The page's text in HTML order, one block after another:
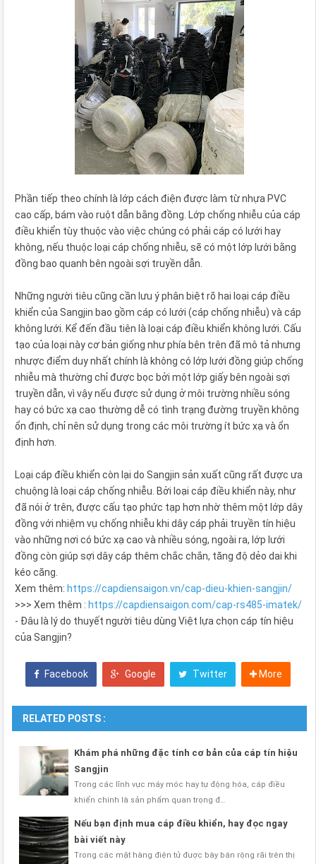
Phần tiếp theo chính là lớp cách điện được làm từ nhựa PVC
cao cấp, bám vào ruột dẫn bằng đồng. Lớp chống nhiễu của cáp
điều khiển tùy thuộc vào việc chúng có phải cáp có lưới hay
không, nếu thuộc loại cáp chống nhiễu, sẽ có một lớp lưới bằng
đồng bao quanh bên ngoài sợi truyền dẫn.
Những người tiêu cũng cần lưu ý phân biệt rõ hai loại cáp điều
khiển của Sangjin bao gồm cáp có lưới (cáp chống nhiễu) và cáp
không lưới. Kể đến đầu tiên là loại cáp điều khiển không lưới. Cấu
tạo của loại này cơ bản giống như phía bên trên đã mô tả nhưng
nhược điểm duy nhất chính là không có lớp lưới đồng giúp chống
nhiễu mà thường chỉ được bọc bởi một lớp giấy bên ngoài sợi
truyền dẫn, vì vậy nếu được sử dụng ở môi trường nhiều sóng
hay có bức xạ cao thường dễ có tình trạng đường truyền không
ổn định, chỉ nên sử dụng trong các môi trường ít bức xạ và ổn
định hơn.
Loại cáp điều khiển còn lại do Sangjin sản xuất cũng rất được ưa
chuộng là loại cáp chống nhiễu. Bởi loại cáp điều khiển này, như
đã nói ở trên, được cấu tạo phức tạp hơn nhờ thêm một lớp dây
đồng với nhiệm vụ chống nhiễu khi dây cáp phải truyền tín hiệu
vào những nơi có bức xạ cao và nhiều sóng, ngoài ra, lớp lưới
đồng còn giúp sợi dây cáp thêm chắc chắn, tăng độ dẻo dai khi
kéo căng.
Xem thêm: https://capdiensaigon.vn/cap-dieu-khien-sangjin/
>>> Xem thêm : https://capdiensaigon.com/cap-rs485-imatek/
- Đâu là lý do thuyết người tiêu dùng Việt lựa chọn cáp tín hiệu
của Sangjin?
Facebook Google Twitter More
RELATED POSTS :
Khám phá những đặc tính cơ bản của cáp tín hiệu
Sangjin
Trong các lĩnh vực máy móc hay tự động hóa, cáp điều
khiển chính là sản phẩm quan trọng đ…
Nếu bạn định mua cáp điều khiển, hay đọc ngay
bài viết này
Trong các mặt hàng điện tử được bày bán rộng rãi trên thị